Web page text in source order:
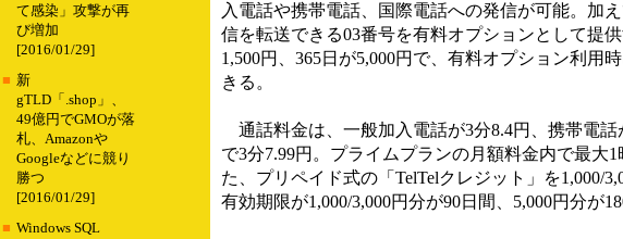
て感染」攻撃が再
び増加
[2016/01/29]
■ 新
gTLD「.shop」、
49億円でGMOが落
札、Amazonや
Googleなどに競り
勝つ
[2016/01/29]
■ Windows SQL
入電話や携帯電話、国際電話への発信が可能。加
信を転送できる03番号を有料オプションとして提
1,500円、365日が5,000円で、有料オプション利用
きる。
通話料金は、一般加入電話が3分8.4円、携帯電話
で3分7.99円。プライムプランの月額料金内で最大
た、プリペイド式の「TelTelクレジット」を1,000/
有効期限が1,000/3,000円分が90日間、5,000円分が